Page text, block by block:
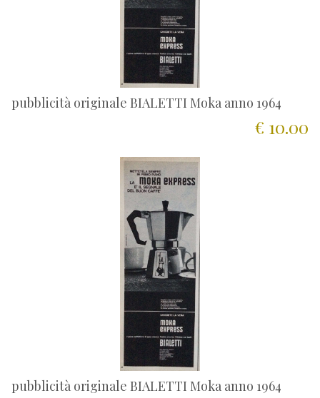
pubblicità originale BIALETTI Moka anno 1964
€ 10.00
pubblicità originale BIALETTI Moka anno 1964